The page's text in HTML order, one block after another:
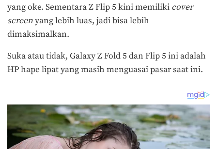
yang oke. Sementara Z Flip 5 kini memiliki cover
screenyang lebih luas, jadi bisa lebih
dimaksimalkan.
Suka atau tidak, Galaxy Z Fold 5 dan Flip 5 ini adalah
HP hape lipat yang masih menguasai pasar saat ini.